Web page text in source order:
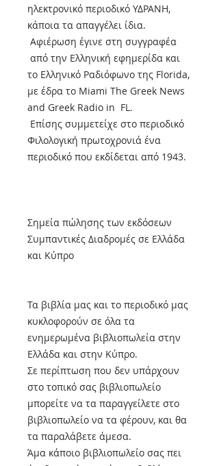
ηλεκτρονικό περιοδικό ΥΔΡΑΝΗ,
κάποια τα απαγγέλει ίδια.
Αφιέρωση έγινε στη συγγραφέα
από την Ελληνική εφημερίδα και
το Ελληνικό Ραδιόφωνο της Florida,
με έδρα το Miami The Greek News
and Greek Radio in FL.
Επίσης συμμετείχε στο περιοδικό
Φιλολογική πρωτοχρονιά ένα
περιοδικό που εκδίδεται από 1943.
Σημεία πώλησης των εκδόσεων
Συμπαντικές Διαδρομές σε Ελλάδα
και Κύπρο
Τα βιβλία μας και το περιοδικό μας
κυκλοφορούν σε όλα τα
ενημερωμένα βιβλιοπωλεία στην
Ελλάδα και στην Κύπρο.
Σε περίπτωση που δεν υπάρχουν
στο τοπικό σας βιβλιοπωλείο
μπορείτε να τα παραγγείλετε στο
βιβλιοπωλείο να τα φέρουν, και θα
τα παραλάβετε άμεσα.
Άμα κάποιο βιβλιοπωλείο σας πει